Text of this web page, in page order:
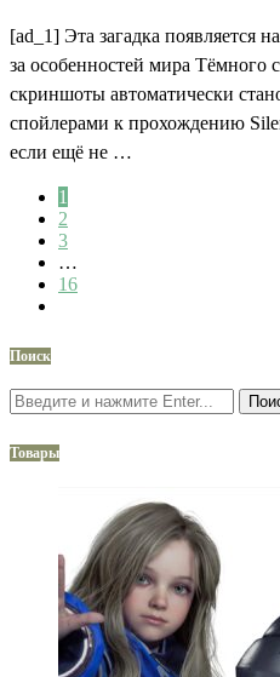
[ad_1] Эта загадка появляется
за особенностей мирa
скриншоты автоматически
спойлерами к прохождению
если ещё не …
1
2
3
…
16
Поиск
Товары